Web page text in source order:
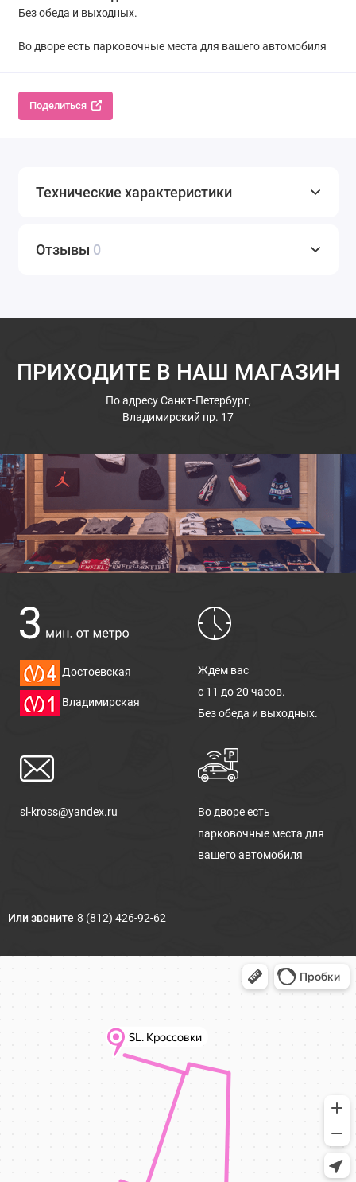
Без обеда и выходных.
Во дворе есть парковочные места для вашего автомобиля
Поделиться
Технические характеристики
Отзывы 0
ПРИХОДИТЕ В НАШ МАГАЗИН
По адресуСанкт-Петербург,
Владимирский пр. 17
Достоевская
Владимирская
Ждем вас
с 11 до 20 часов.
Без обеда и выходных.
sl-kross@yandex.ru
Во дворе есть
парковочные места для
вашего автомобиля
Или звоните 8 (812) 426-92-62